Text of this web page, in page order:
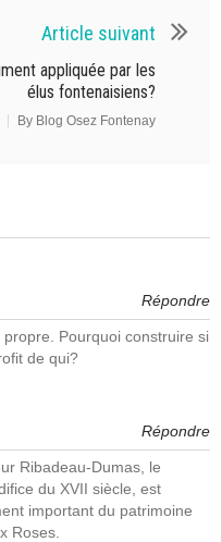
Article suivant
appliquée par les
élus fontenaisiens?
By Blog Osez Fontenay
Répondre
Pourquoi construire si
de qui?
Répondre
Ribadeau-Dumas, le
du XVII siècle, est
important du patrimoine
Roses.